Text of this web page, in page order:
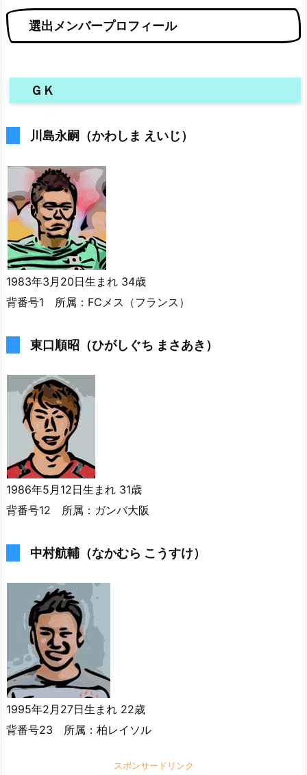
選出メンバープロフィール
ＧＫ
川島永嗣（かわしま えいじ）
1983年3月20日生まれ 34歳
背番号1 所属：FCメス（フランス）
東口順昭（ひがしぐち まさあき）
1986年5月12日生まれ 31歳
背番号12 所属：ガンバ大阪
中村航輔（なかむら こうすけ）
1995年2月27日生まれ 22歳
背番号23 所属：柏レイソル
スポンサードリンク